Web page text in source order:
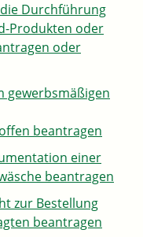
Durchführung
Produkten oder
oder
gewerbsmäßigen
beantragen
einer
beantragen
zur Bestellung
beantragen